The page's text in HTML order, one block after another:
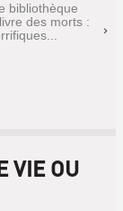
bibliothèque
des morts :
VIE OU